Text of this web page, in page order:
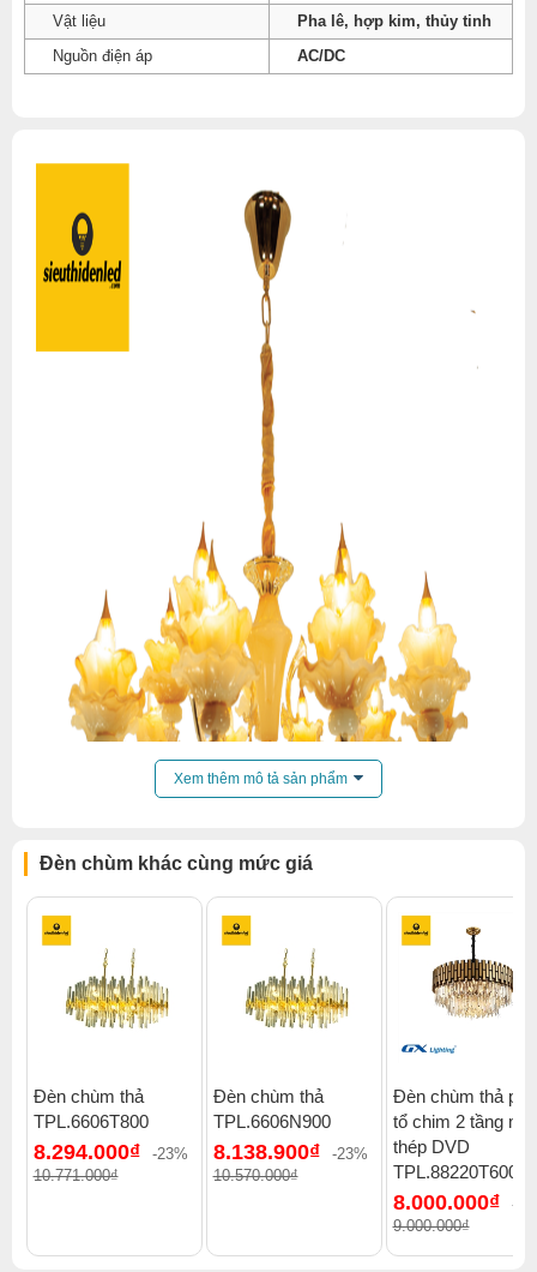
Vật liệu
Pha lê, hợp kim, thủy tinh
Nguồn điện áp
AC/DC
Click để xem thêm chiết khấu, quà tặng và khuyến mãi của
đèn chùm.
Xem thêm:Đèn chùm cổ điển,Đèn chùm treo thả ,
Xem thêm mô tả sản phẩm
Đèn chùm khác cùng mức giá
Đèn chùm thả
TPL.6606T800
8.294.000₫
-23%
10.771.000₫
Đèn chùm thả
TPL.6606N900
8.138.900₫
-23%
10.570.000₫
Đèn chùm thả
tổ chim 2 tầng mạ
thép DVD
TPL.88220T600
8.000.000₫
-
9.000.000₫